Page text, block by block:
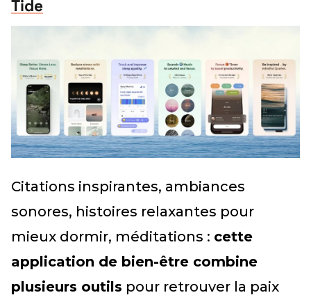
Tide
Citations inspirantes, ambiances
sonores, histoires relaxantes pour
mieux dormir, méditations : cette
application de bien-être combine
plusieurs outils pour retrouver la paix